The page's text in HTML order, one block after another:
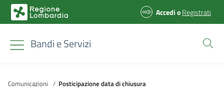
AccedioRegistrati
Bandi e Servizi
Comunicazioni / Posticipazione data di chiusura